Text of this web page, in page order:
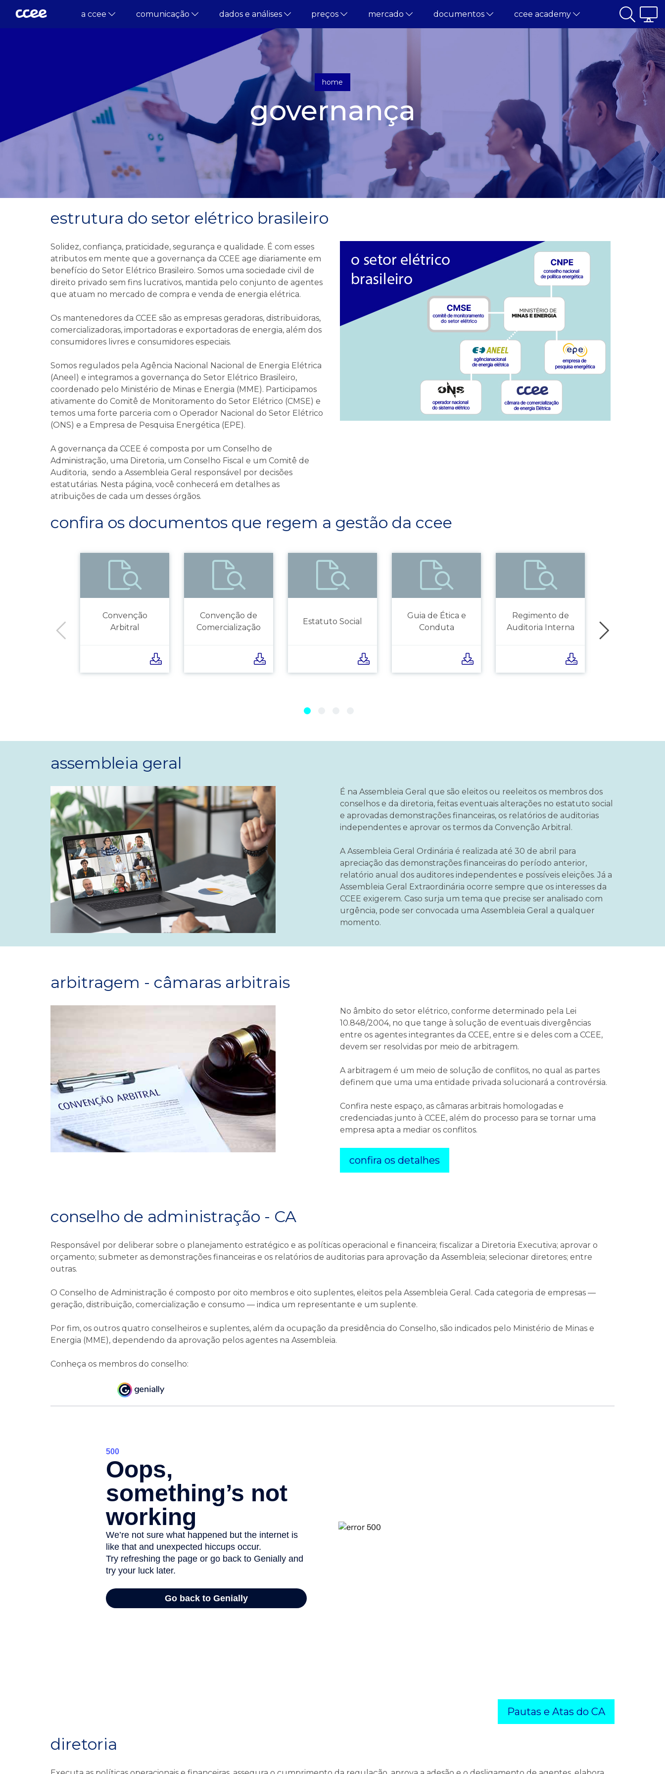
a ccee comunicação dados e análises preços mercado documentos ccee academy
home
governança
estrutura do setor elétrico brasileiro
Solidez, confiança, praticidade, segurança e qualidade. É com esses
atributos em mente que a governança da CCEE age diariamente em
benefício do Setor Elétrico Brasileiro. Somos uma sociedade civil de
direito privado sem fins lucrativos, mantida pelo conjunto de agentes
que atuam no mercado de compra e venda de energia elétrica.
Os mantenedores da CCEE são as empresas geradoras, distribuidoras,
comercializadoras, importadoras e exportadoras de energia, além dos
consumidores livres e consumidores especiais.
Somos regulados pela Agência Nacional Nacional de Energia Elétrica
(Aneel) e integramos a governança do Setor Elétrico Brasileiro,
coordenado pelo Ministério de Minas e Energia (MME). Participamos
ativamente do Comitê de Monitoramento do Setor Elétrico (CMSE) e
temos uma forte parceria com o Operador Nacional do Setor Elétrico
(ONS) e a Empresa de Pesquisa Energética (EPE).
A governança da CCEE é composta por um Conselho de
Administração, uma Diretoria, um Conselho Fiscal e um Comitê de
Auditoria, sendo a Assembleia Geral responsável por decisões
estatutárias. Nesta página, você conhecerá em detalhes as
atribuições de cada um desses órgãos.
confira os documentos que regem a gestão da ccee
Convenção
Arbitral
Convenção de
Comercialização
Estatuto Social
Guia de Ética e
Conduta
Regimento de
Auditoria Interna
assembleia geral
É na Assembleia Geral que são eleitos ou reeleitos os membros dos
conselhos e da diretoria, feitas eventuais alterações no estatuto social
e aprovadas demonstrações financeiras, os relatórios de auditorias
independentes e aprovar os termos da Convenção Arbitral.
A Assembleia Geral Ordinária é realizada até 30 de abril para
apreciação das demonstrações financeiras do período anterior,
relatório anual dos auditores independentes e possíveis eleições. Já a
Assembleia Geral Extraordinária ocorre sempre que os interesses da
CCEE exigerem. Caso surja um tema que precise ser analisado com
urgência, pode ser convocada uma Assembleia Geral a qualquer
momento.
arbitragem - câmaras arbitrais
No âmbito do setor elétrico, conforme determinado pela Lei
10.848/2004, no que tange à solução de eventuais divergências
entre os agentes integrantes da CCEE, entre si e deles com a CCEE,
devem ser resolvidas por meio de arbitragem.
A arbitragem é um meio de solução de conflitos, no qual as partes
definem que uma uma entidade privada solucionará a controvérsia.
Confira neste espaço, as câmaras arbitrais homologadas e
credenciadas junto à CCEE, além do processo para se tornar uma
empresa apta a mediar os conflitos.
confira os detalhes
conselho de administração - CA
Responsável por deliberar sobre o planejamento estratégico e as políticas operacional e financeira; fiscalizar a Diretoria Executiva; aprovar o
orçamento; submeter as demonstrações financeiras e os relatórios de auditorias para aprovação da Assembleia; selecionar diretores; entre
outras.
O Conselho de Administração é composto por oito membros e oito suplentes, eleitos pela Assembleia Geral. Cada categoria de empresas —
geração, distribuição, comercialização e consumo — indica um representante e um suplente.
Por fim, os outros quatro conselheiros e suplentes, além da ocupação da presidência do Conselho, são indicados pelo Ministério de Minas e
Energia (MME), dependendo da aprovação pelos agentes na Assembleia.
Conheça os membros do conselho:
Pautas e Atas do CA
diretoria